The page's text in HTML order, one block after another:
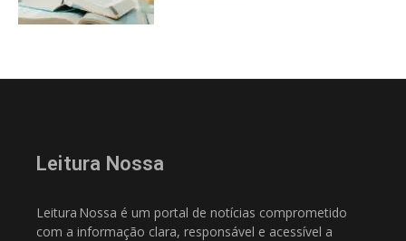
Leitura Nossa
Leitura Nossa é um portal de notícias comprometido
com a informação clara, responsável e acessível a